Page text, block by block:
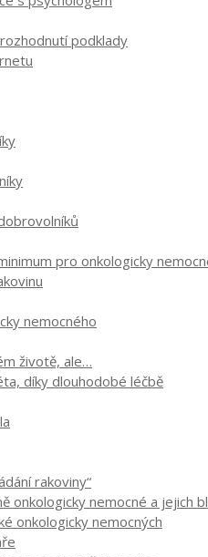
podklady
pro onkologicky
nemocného
životě, ale…
díky dlouhodobé léčbě
rakoviny“
onkologicky nemocné a jejich
onkologicky nemocných